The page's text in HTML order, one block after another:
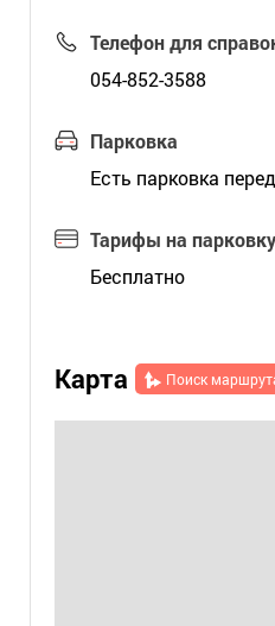
Телефон для
054-852-3588
Парковка
Есть парковка
Тарифы на парковку
Бесплатно
Карта Поиск